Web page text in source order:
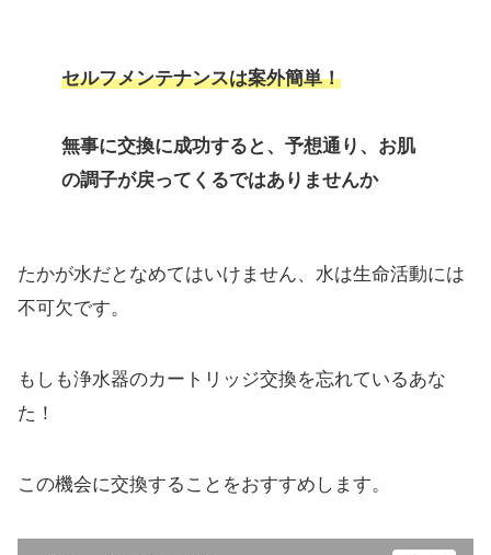
セルフメンテナンスは案外簡単！
無事に交換に成功すると、予想通り、お肌
の調子が戻ってくるではありませんか
たかが水だとなめてはいけません、水は生命活動には
不可欠です。
もしも浄水器のカートリッジ交換を忘れているあな
た！
この機会に交換することをおすすめします。